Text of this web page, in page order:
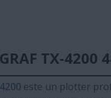
TX-
este un plotter